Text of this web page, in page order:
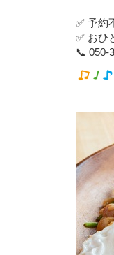
✅ 予約
✅ おひ
📞 050-